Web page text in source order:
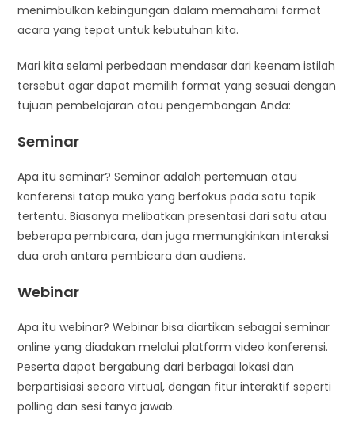
menimbulkan kebingungan dalam memahami format
acara yang tepat untuk kebutuhan kita.
Mari kita selami perbedaan mendasar dari keenam istilah
tersebut agar dapat memilih format yang sesuai dengan
tujuan pembelajaran atau pengembangan Anda:
Seminar
Apa itu seminar? Seminar adalah pertemuan atau
konferensi tatap muka yang berfokus pada satu topik
tertentu. Biasanya melibatkan presentasi dari satu atau
beberapa pembicara, dan juga memungkinkan interaksi
dua arah antara pembicara dan audiens.
Webinar
Apa itu webinar? Webinar bisa diartikan sebagai seminar
online yang diadakan melalui platform video konferensi.
Peserta dapat bergabung dari berbagai lokasi dan
berpartisiasi secara virtual, dengan fitur interaktif seperti
polling dan sesi tanya jawab.